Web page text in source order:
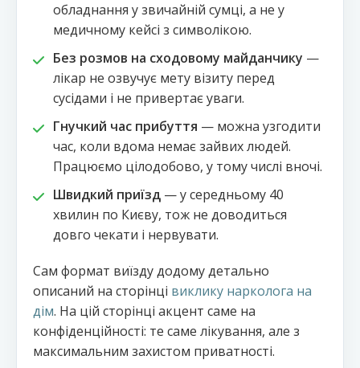
обладнання у звичайній сумці, а не у
медичному кейсі з символікою.
Без розмов на сходовому майданчику —
лікар не озвучує мету візиту перед
сусідами і не привертає уваги.
Гнучкий час прибуття — можна узгодити
час, коли вдома немає зайвих людей.
Працюємо цілодобово, у тому числі вночі.
Швидкий приїзд — у середньому 40
хвилин по Києву, тож не доводиться
довго чекати і нервувати.
Сам формат виїзду додому детально
описаний на сторінці виклику нарколога на
дім. На цій сторінці акцент саме на
конфіденційності: те саме лікування, але з
максимальним захистом приватності.